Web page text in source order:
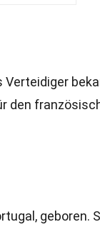
den
geboren.